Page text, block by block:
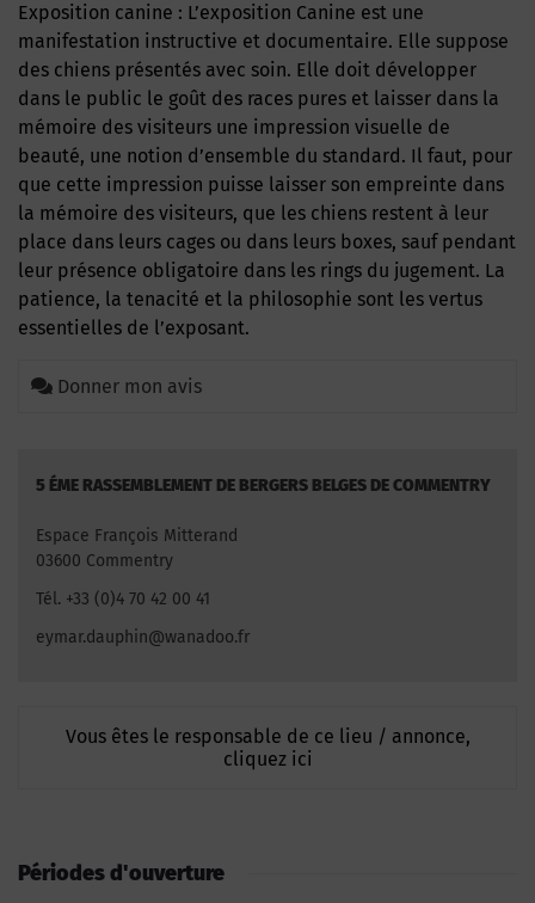
Exposition canine : L’exposition Canine est une
manifestation instructive et documentaire. Elle suppose
des chiens présentés avec soin. Elle doit développer
dans le public le goût des races pures et laisser dans la
mémoire des visiteurs une impression visuelle de
beauté, une notion d’ensemble du standard. Il faut, pour
que cette impression puisse laisser son empreinte dans
la mémoire des visiteurs, que les chiens restent à leur
place dans leurs cages ou dans leurs boxes, sauf pendant
leur présence obligatoire dans les rings du jugement. La
patience, la tenacité et la philosophie sont les vertus
essentielles de l’exposant.
Donner mon avis
5 ÉME RASSEMBLEMENT DE BERGERS BELGES DE COMMENTRY
Espace François Mitterand
03600 Commentry
Tél. +33 (0)4 70 42 00 41
eymar.dauphin@wanadoo.fr
Vous êtes le responsable de ce lieu / annonce,
cliquez ici
Périodes d'ouverture